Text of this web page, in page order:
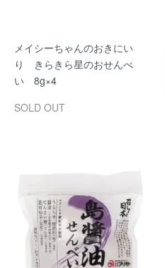
メイシーちゃんのおきにい
り きらきら星のおせんべ
い 8g×4
SOLD OUT